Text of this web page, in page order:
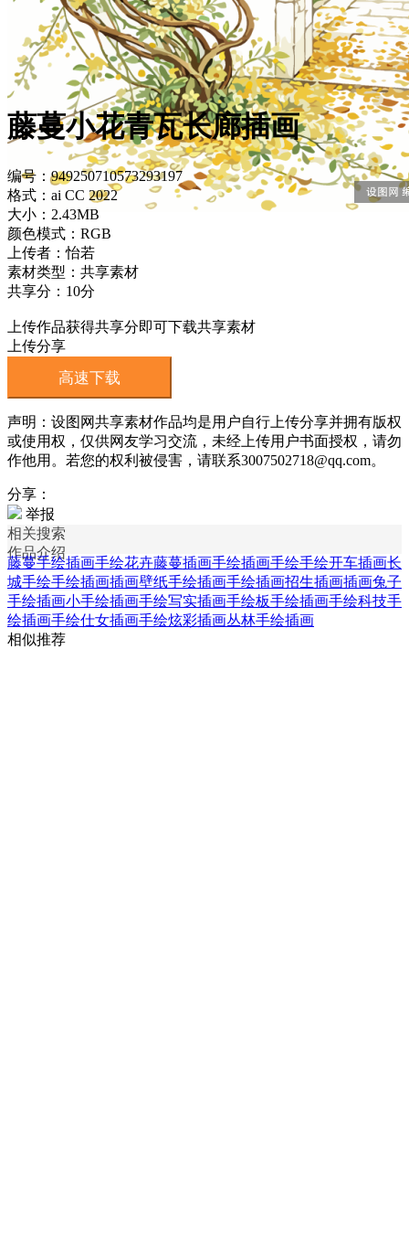
藤蔓小花青瓦长廊插画
编号：949250710573293197
格式：ai CC 2022
大小：2.43MB
颜色模式：RGB
上传者：怡若
素材类型：共享素材
共享分：10分
上传作品获得共享分即可下载共享素材
上传分享
高速下载
声明：设图网共享素材作品均是用户自行上传分享并拥有版权
或使用权，仅供网友学习交流，未经上传用户书面授权，请勿
作他用。若您的权利被侵害，请联系3007502718@qq.com。
分享：
举报
相关搜索
作品介绍
藤蔓手绘插画手绘花卉藤蔓插画手绘插画手绘手绘开车插画长
城手绘手绘插画插画壁纸手绘插画手绘插画招生插画插画兔子
手绘插画小手绘插画手绘写实插画手绘板手绘插画手绘科技手
绘插画手绘仕女插画手绘炫彩插画丛林手绘插画
相似推荐